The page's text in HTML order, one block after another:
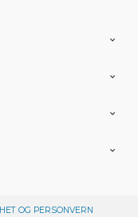
OG PERSONVERN